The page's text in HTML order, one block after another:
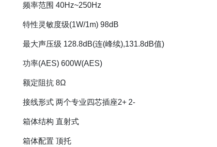
频率范围 40Hz~250Hz
特性灵敏度级(1W/1m) 98dB
最大声压级 128.8dB(连(峰续),131.8dB值)
功率(AES) 600W(AES)
额定阻抗 8Ω
接线形式 两个专业四芯插座2+ 2-
箱体结构 直射式
箱体配置 顶托